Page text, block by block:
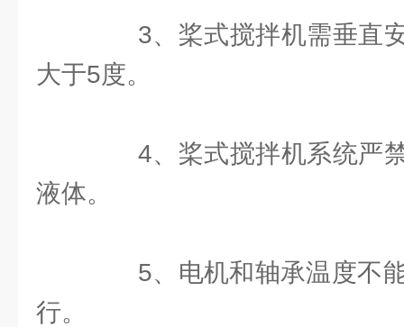
3、桨式搅拌机需垂直安
大于5度。
4、桨式搅拌机系统严禁
液体。
5、电机和轴承温度不
行。